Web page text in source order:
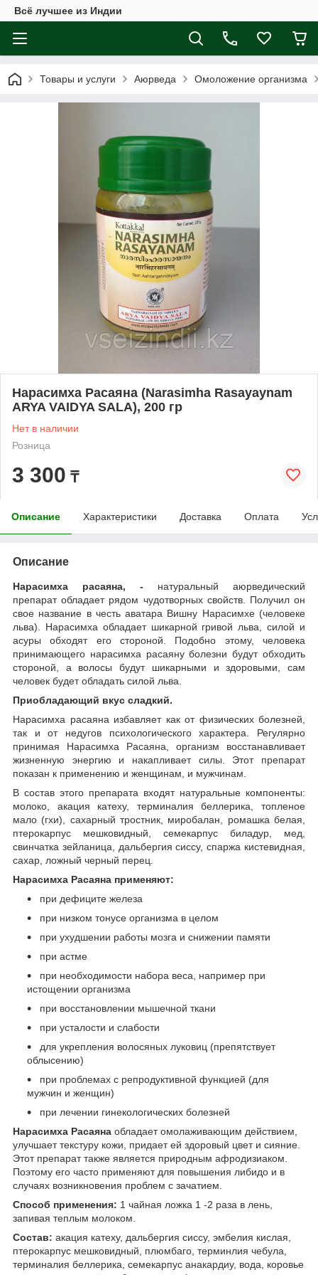
Всё лучшее из Индии
Товары и услуги Аюрведа Омоложение организма
Нарасимха Расаяна (Narasimha Rasayaynam
ARYA VAIDYA SALA), 200 гр
Нет в наличии
Розница
3 300 ₸
Описание Характеристики Доставка Оплата
Описание
Нарасимха расаяна, - натуральный аюрведический
препарат обладает рядом чудотворных свойств. Получил он
свое название в честь аватара Вишну Нарасимхе (человеке
льва). Нарасимха обладает шикарной гривой льва, силой и
асуры обходят его стороной. Подобно этому, человека
принимающего нарасимха расаяну болезни будут обходить
стороной, а волосы будут шикарными и здоровыми, сам
человек будет обладать силой льва.
Приобладающий вкус сладкий.
Нарасимха расаяна избавляет как от физических болезней,
так и от недугов психологического характера. Регулярно
принимая Нарасимха Расаяна, организм восстанавливает
жизненную энергию и накапливает силы. Этот препарат
показан к применению и женщинам, и мужчинам.
В состав этого препарата входят натуральные компоненты:
молоко, акация катеху, терминалия беллерика, топленое
мало (гхи), сахарный тростник, миробалан, ромашка белая,
птерокарпус мешковидный, семекарпус биладур, мед,
свинчатка зейланица, дальбергия сиссу, спаржа кистевидная,
сахар, ложный черный перец.
Нарасимха Расаяна применяют:
при дефиците железа
при низком тонусе организма в целом
при ухудшении работы мозга и снижении памяти
при астме
при необходимости набора веса, например при
истощении организма
при восстановлении мышечной ткани
при усталости и слабости
для укрепления волосяных луковиц (препятствует
облысению)
при проблемах с репродуктивной функцией (для
мужчин и женщин)
при лечении гинекологических болезней
Нарасимха Расаяна обладает омолаживающим действием,
улучшает текстуру кожи, придает ей здоровый цвет и сияние.
Этот препарат также является природным афродизиаком.
Поэтому его часто применяют для повышения либидо и в
случаях возникновения проблем с зачатием.
Способ применения: 1 чайная ложка 1 -2 раза в лень,
запивая теплым молоком.
Состав: акация катеху, дальбергия сиссу, эмбелия кислая,
птерокарпус мешковидный, плюмбаго, терминлия чебула,
терминалия беллерика, семекарпус анакардиу, вода, коровье